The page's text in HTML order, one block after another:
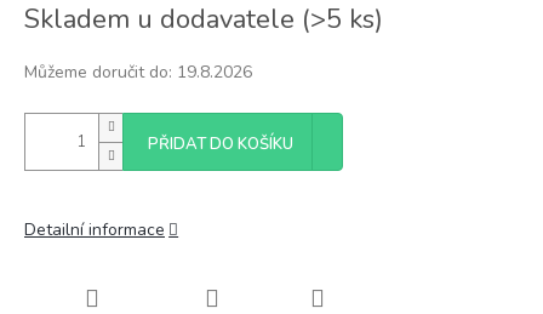
cena:
Skladem u dodavatele (>5 ks)
Můžeme doručit do: 19.8.2026
PŘIDAT DO KOŠÍKU
Detailní informace